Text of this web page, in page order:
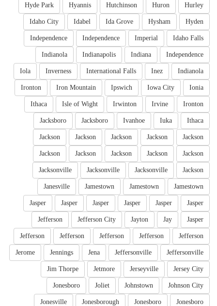
Hurley
Huron
Hutchinson
Hyannis
Hyde Park
Hyden
Hysham
Ida Grove
Idabel
Idaho City
Idaho Falls
Imperial
Independence
Independence
Independence
Indiana
Indianapolis
Indianola
Indianola
Inez
International Falls
Inverness
Iola
Ionia
Iowa City
Ipswich
Iron Mountain
Ironton
Ironton
Irvine
Irwinton
Isle of Wight
Ithaca
Ithaca
Iuka
Ivanhoe
Jacksboro
Jacksboro
Jackson
Jackson
Jackson
Jackson
Jackson
Jackson
Jackson
Jackson
Jackson
Jackson
Jackson
Jacksonville
Jacksonville
Jacksonville
Jamestown
Jamestown
Jamestown
Janesville
Jasper
Jasper
Jasper
Jasper
Jasper
Jasper
Jasper
Jay
Jayton
Jefferson City
Jefferson
Jefferson
Jefferson
Jefferson
Jefferson
Jefferson
Jeffersonville
Jeffersonville
Jena
Jennings
Jerome
Jersey City
Jerseyville
Jetmore
Jim Thorpe
Johnson City
Johnstown
Joliet
Jonesboro
Jonesboro
Jonesboro
Jonesborough
Jonesville